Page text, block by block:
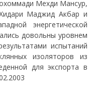
Мехди Мансур,
Маджид Акбар и
энергетической
довольны уровнем
испытаний
изоляторов из
для экспорта в